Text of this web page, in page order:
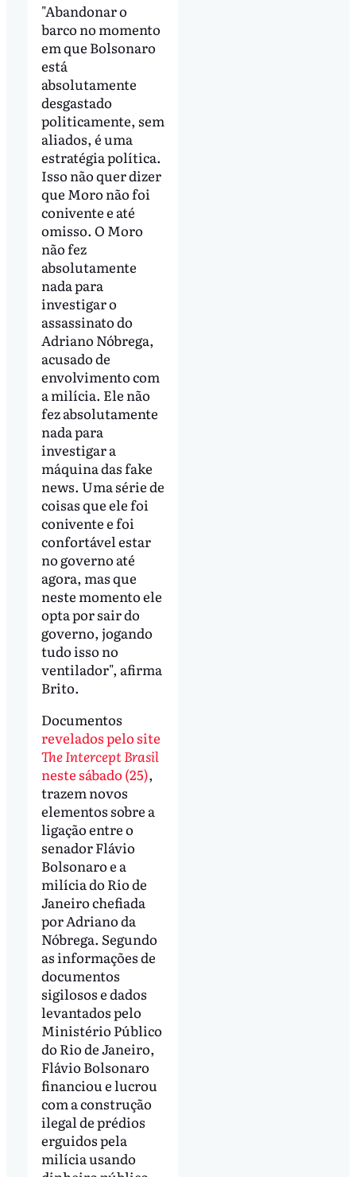
"Abandonar o
barco no momento
em que Bolsonaro
está
absolutamente
desgastado
politicamente, sem
aliados, é uma
estratégia política.
Isso não quer dizer
que Moro não foi
conivente e até
omisso. O Moro
não fez
absolutamente
nada para
investigar o
assassinato do
Adriano Nóbrega,
acusado de
envolvimento com
a milícia. Ele não
fez absolutamente
nada para
investigar a
máquina das fake
news. Uma série de
coisas que ele foi
conivente e foi
confortável estar
no governo até
agora, mas que
neste momento ele
opta por sair do
governo, jogando
tudo isso no
ventilador", afirma
Brito.
Documentos
revelados pelo site
The Intercept Brasil
neste sábado (25),
trazem novos
elementos sobre a
ligação entre o
senador Flávio
Bolsonaro e a
milícia do Rio de
Janeiro chefiada
por Adriano da
Nóbrega. Segundo
as informações de
documentos
sigilosos e dados
levantados pelo
Ministério Público
do Rio de Janeiro,
Flávio Bolsonaro
financiou e lucrou
com a construção
ilegal de prédios
erguidos pela
milícia usando